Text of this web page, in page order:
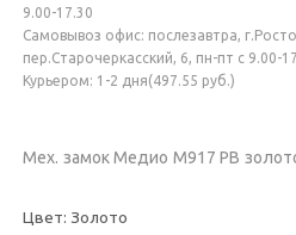
9.00-17.30
Самовывоз офис: послезавтра,
пер.Старочеркасский, 6, пн-пт с 9.00-
Курьером: 1-2 дня(497.55 руб.)
Мех. замок Медио М917 PB
Цвет: Золото